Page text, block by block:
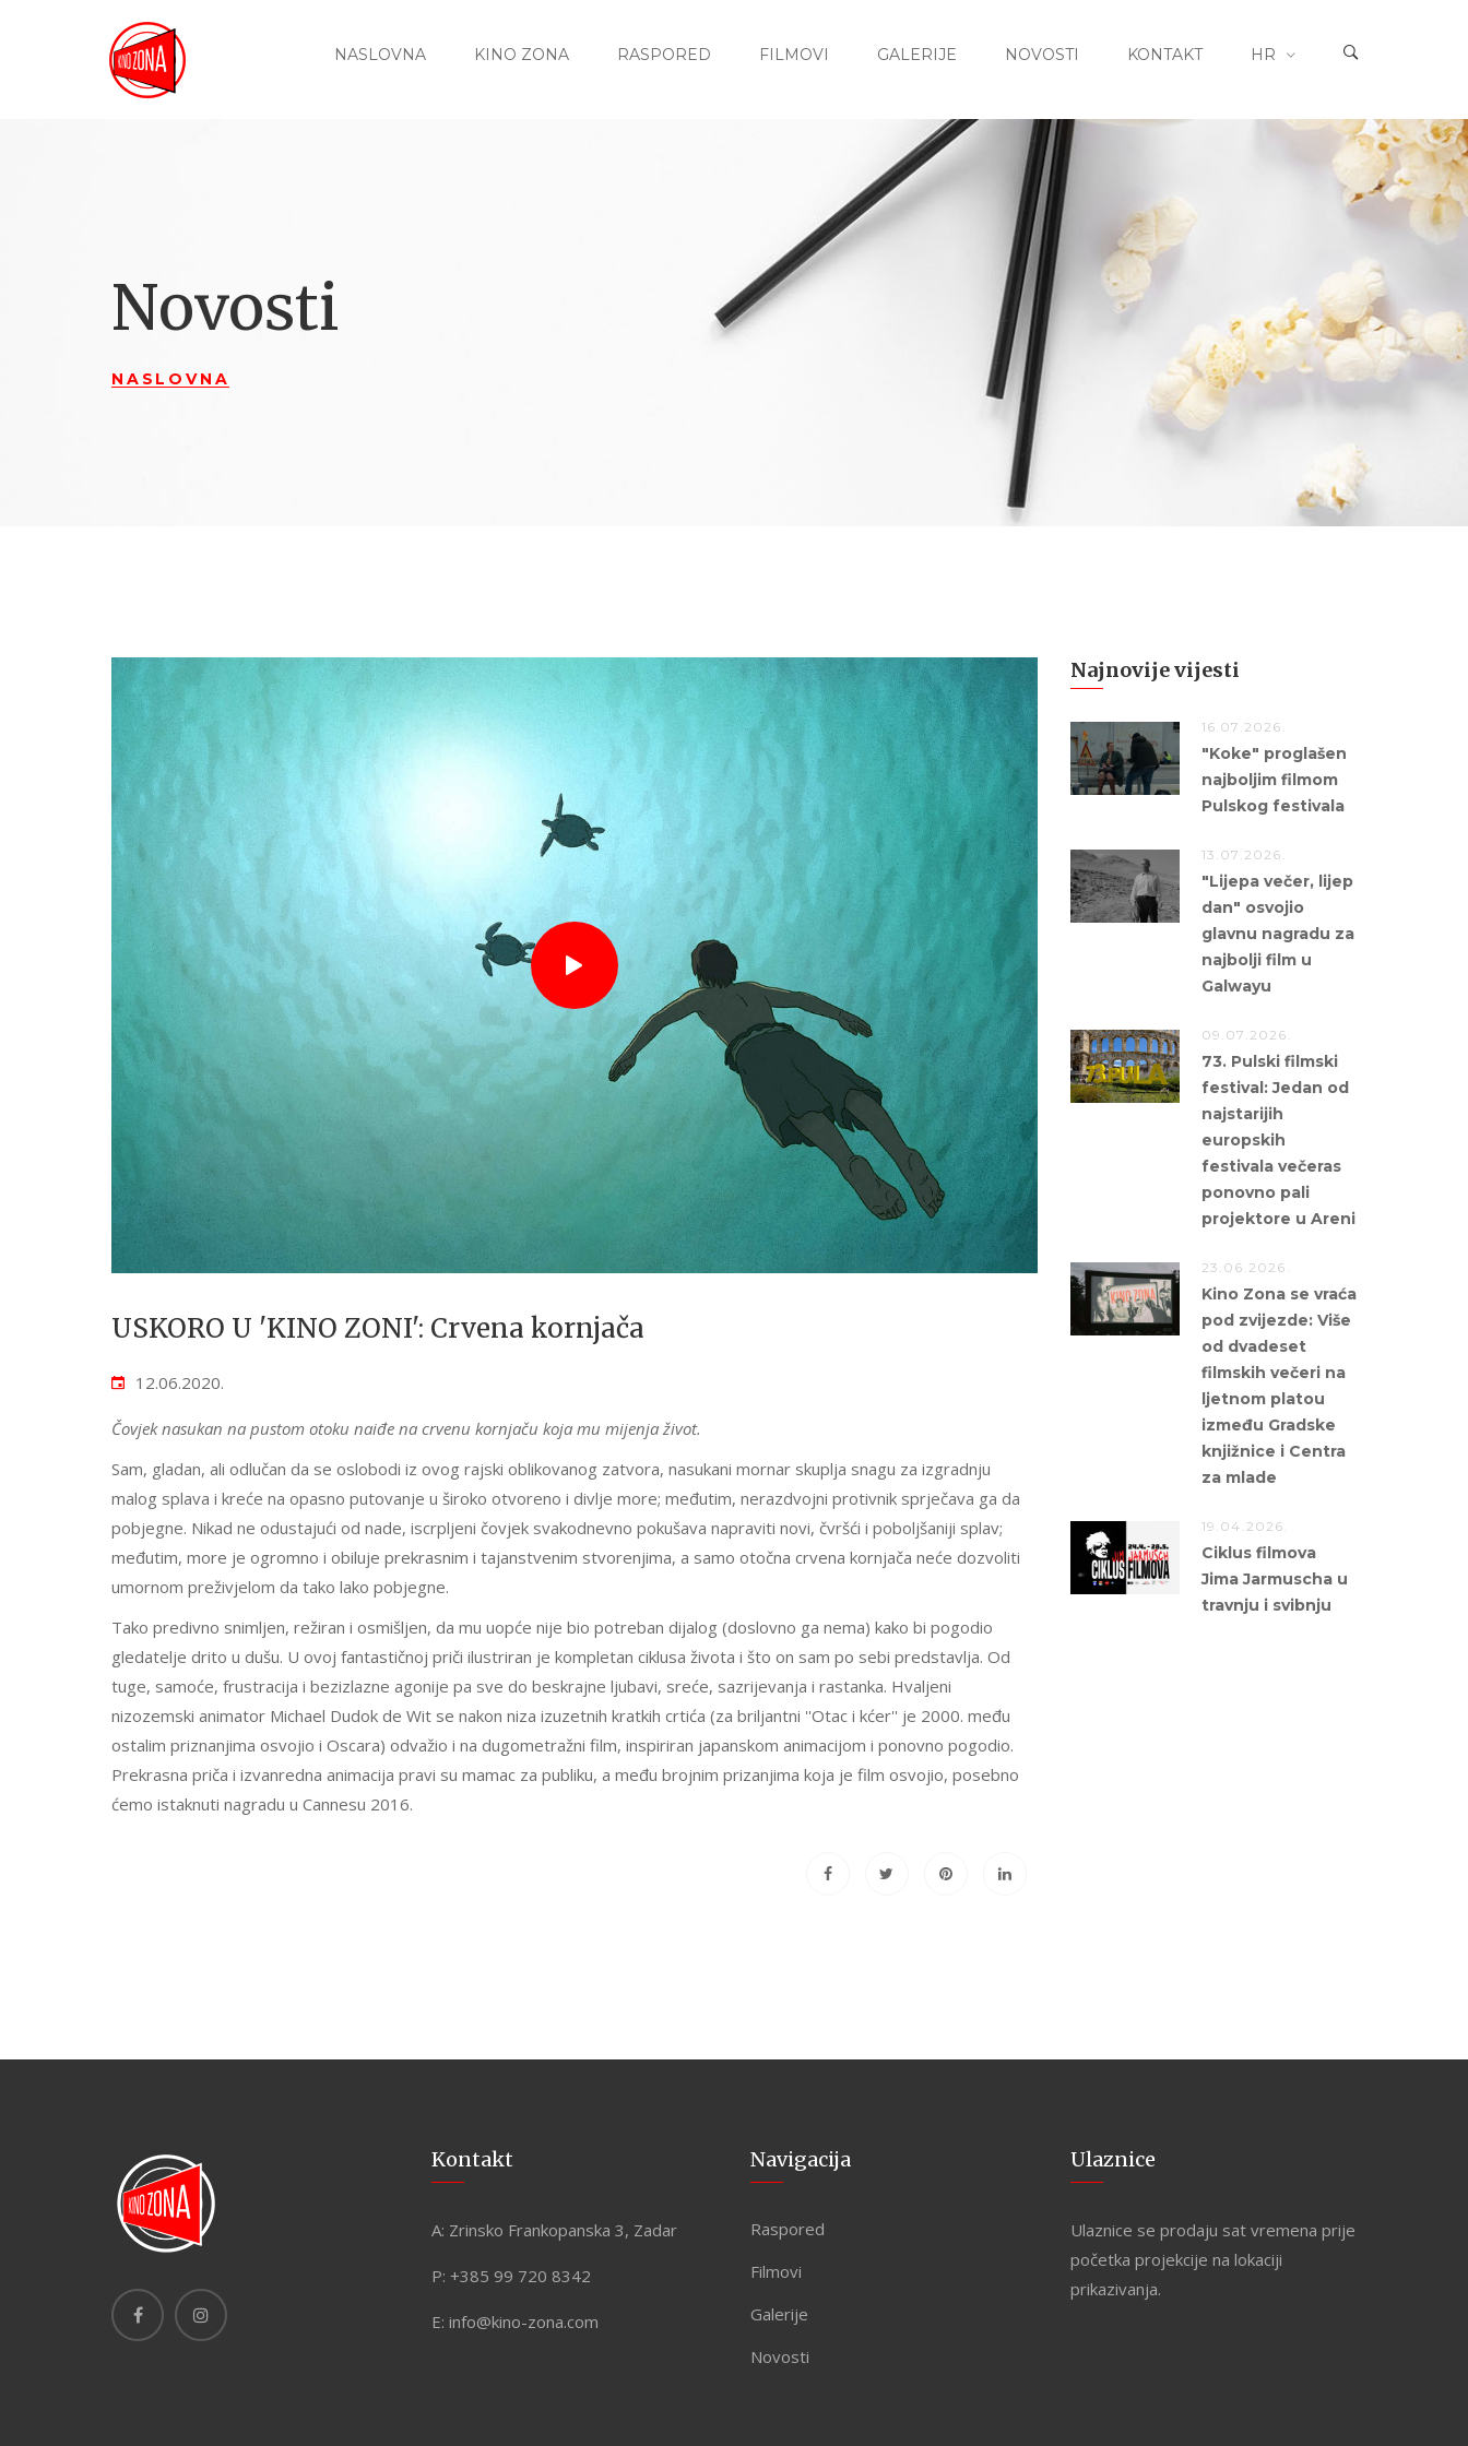
NASLOVNA KINO ZONA RASPORED FILMOVI GALERIJE NOVOSTI KONTAKT HR
Novosti
NASLOVNA
USKORO U 'KINO ZONI': Crvena kornjača
12.06.2020.
Čovjek nasukan na pustom otoku naiđe na crvenu kornjaču koja mu mijenja život.
Sam, gladan, ali odlučan da se oslobodi iz ovog rajski oblikovanog zatvora, nasukani mornar skuplja snagu za izgradnju
malog splava i kreće na opasno putovanje u široko otvoreno i divlje more; međutim, nerazdvojni protivnik sprječava ga da
pobjegne. Nikad ne odustajući od nade, iscrpljeni čovjek svakodnevno pokušava napraviti novi, čvršći i poboljšaniji splav;
međutim, more je ogromno i obiluje prekrasnim i tajanstvenim stvorenjima, a samo otočna crvena kornjača neće dozvoliti
umornom preživjelom da tako lako pobjegne.
Tako predivno snimljen, režiran i osmišljen, da mu uopće nije bio potreban dijalog (doslovno ga nema) kako bi pogodio
gledatelje drito u dušu. U ovoj fantastičnoj priči ilustriran je kompletan ciklusa života i što on sam po sebi predstavlja. Od
tuge, samoće, frustracija i bezizlazne agonije pa sve do beskrajne ljubavi, sreće, sazrijevanja i rastanka. Hvaljeni
nizozemski animator Michael Dudok de Wit se nakon niza izuzetnih kratkih crtića (za briljantni ''Otac i kćer'' je 2000. među
ostalim priznanjima osvojio i Oscara) odvažio i na dugometražni film, inspiriran japanskom animacijom i ponovno pogodio.
Prekrasna priča i izvanredna animacija pravi su mamac za publiku, a među brojnim prizanjima koja je film osvojio, posebno
ćemo istaknuti nagradu u Cannesu 2016.
Najnovije vijesti
16.07.2026.
"Koke" proglašen
najboljim filmom
Pulskog festivala
13.07.2026.
"Lijepa večer, lijep
dan" osvojio
glavnu nagradu za
najbolji film u
Galwayu
09.07.2026.
73. Pulski filmski
festival: Jedan od
najstarijih
europskih
festivala večeras
ponovno pali
projektore u Areni
23.06.2026.
Kino Zona se vraća
pod zvijezde: Više
od dvadeset
filmskih večeri na
ljetnom platou
između Gradske
knjižnice i Centra
za mlade
19.04.2026.
Ciklus filmova
Jima Jarmuscha u
travnju i svibnju
Kontakt
A: Zrinsko Frankopanska 3, Zadar
P: +385 99 720 8342
E: info@kino-zona.com
Navigacija
Raspored
Filmovi
Galerije
Novosti
Ulaznice
Ulaznice se prodaju sat vremena prije
početka projekcije na lokaciji
prikazivanja.